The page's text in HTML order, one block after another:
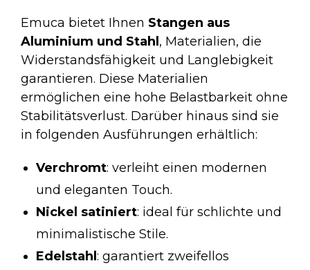
Emuca bietet Ihnen Stangen aus
Aluminium und Stahl , Materialien, die
Widerstandsfähigkeit und Langlebigkeit
garantieren. Diese Materialien
ermöglichen eine hohe Belastbarkeit ohne
Stabilitätsverlust. Darüber hinaus sind sie
in folgenden Ausführungen erhältlich:
Verchromt: verleiht einen modernen
und eleganten Touch.
Nickel satiniert: ideal für schlichte und
minimalistische Stile.
Edelstahl : garantiert zweifellos